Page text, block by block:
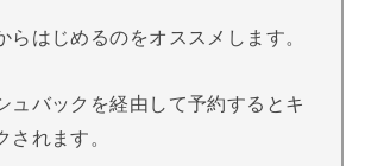
らはじめるのをオススメします。
ュバックを経由して予約するとキ
されます。